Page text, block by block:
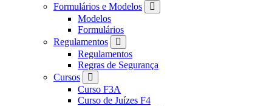
Formulários e Modelos
Modelos
Formulários
Regulamentos
Regulamentos
Regras de Segurança
Cursos
Curso F3A
Curso de Juízes F4